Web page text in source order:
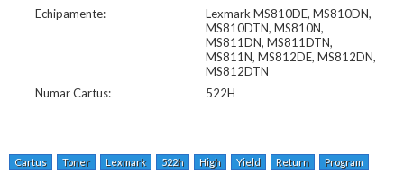
Echipamente:
Lexmark MS810DE, MS810DN,
MS810DTN, MS810N,
MS811DN, MS811DTN,
MS811N, MS812DE, MS812DN,
MS812DTN
Numar Cartus:
522H
Cartus Toner Lexmark 522h High Yield Return Program